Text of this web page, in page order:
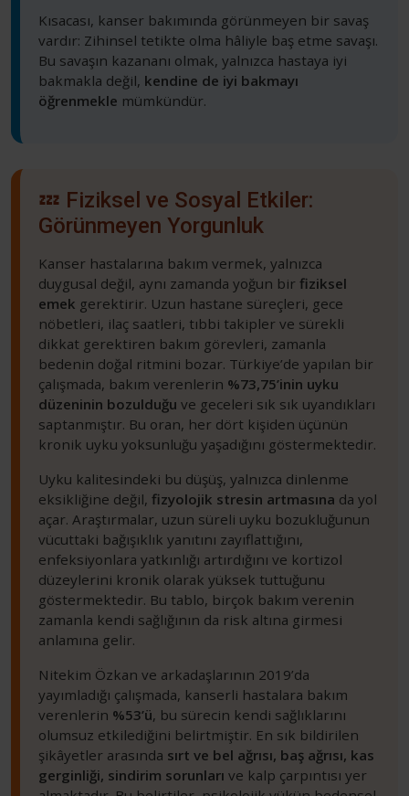
Kısacası, kanser bakımında görünmeyen bir savaş
vardır: Zihinsel tetikte olma hâliyle baş etme savaşı.
Bu savaşın kazananı olmak, yalnızca hastaya iyi
bakmakla değil, kendine de iyi bakmayı
öğrenmekle mümkündür.
💤 Fiziksel ve Sosyal Etkiler:
Görünmeyen Yorgunluk
Kanser hastalarına bakım vermek, yalnızca
duygusal değil, aynı zamanda yoğun bir fiziksel
emek gerektirir. Uzun hastane süreçleri, gece
nöbetleri, ilaç saatleri, tıbbi takipler ve sürekli
dikkat gerektiren bakım görevleri, zamanla
bedenin doğal ritmini bozar. Türkiye’de yapılan bir
çalışmada, bakım verenlerin %73,75’inin uyku
düzeninin bozulduğu ve geceleri sık sık uyandıkları
saptanmıştır. Bu oran, her dört kişiden üçünün
kronik uyku yoksunluğu yaşadığını göstermektedir.
Uyku kalitesindeki bu düşüş, yalnızca dinlenme
eksikliğine değil, fizyolojik stresin artmasına da yol
açar. Araştırmalar, uzun süreli uyku bozukluğunun
vücuttaki bağışıklık yanıtını zayıflattığını,
enfeksiyonlara yatkınlığı artırdığını ve kortizol
düzeylerini kronik olarak yüksek tuttuğunu
göstermektedir. Bu tablo, birçok bakım verenin
zamanla kendi sağlığının da risk altına girmesi
anlamına gelir.
Nitekim Özkan ve arkadaşlarının 2019’da
yayımladığı çalışmada, kanserli hastalara bakım
verenlerin %53’ü, bu sürecin kendi sağlıklarını
olumsuz etkilediğini belirtmiştir. En sık bildirilen
şikâyetler arasında sırt ve bel ağrısı, baş ağrısı, kas
gerginliği, sindirim sorunları ve kalp çarpıntısı yer